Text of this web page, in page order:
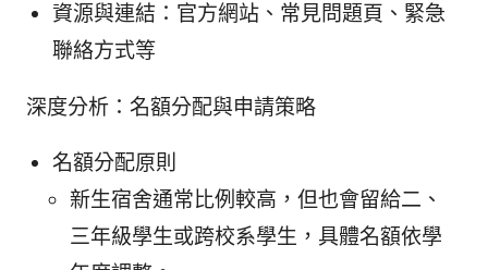
資源與連結：官方網站、常見問題頁、緊急
聯絡方式等
深度分析：名額分配與申請策略
名額分配原則
新生宿舍通常比例較高，但也會留給二、
三年級學生或跨校系學生，具體名額依學